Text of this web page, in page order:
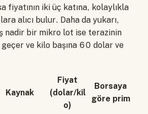
fiyatının iki üç katına, kolaylıkla
alıcı bulur. Daha da yukarı,
nadir bir mikro lot ise terazinin
ve kilo başına 60 dolar ve
Kaynak
Fiyat
(dolar/kil
o)
Borsaya
göre prim